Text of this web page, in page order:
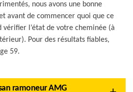
nous avons une bonne
avant de commencer quoi que ce
vérifier l’état de votre cheminée (à
Pour des résultats fiables,
59.
ramoneur AMG